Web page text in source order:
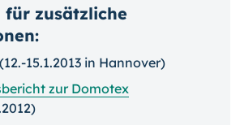
für zusätzliche
(12.-15.1.2013 in Hannover)
zur Domotex